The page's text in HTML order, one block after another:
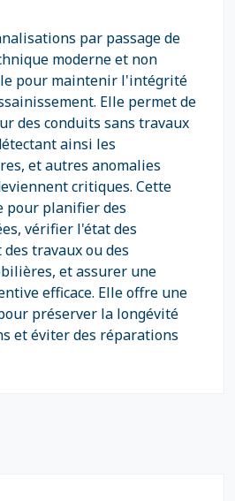
par passage de
moderne et non
pour maintenir l'intégrité
Elle permet de
des conduits sans travaux
ainsi les
et autres anomalies
critiques. Cette
pour planifier des
vérifier l'état des
travaux ou des
et assurer une
efficace. Elle offre une
préserver la longévité
et éviter des réparations